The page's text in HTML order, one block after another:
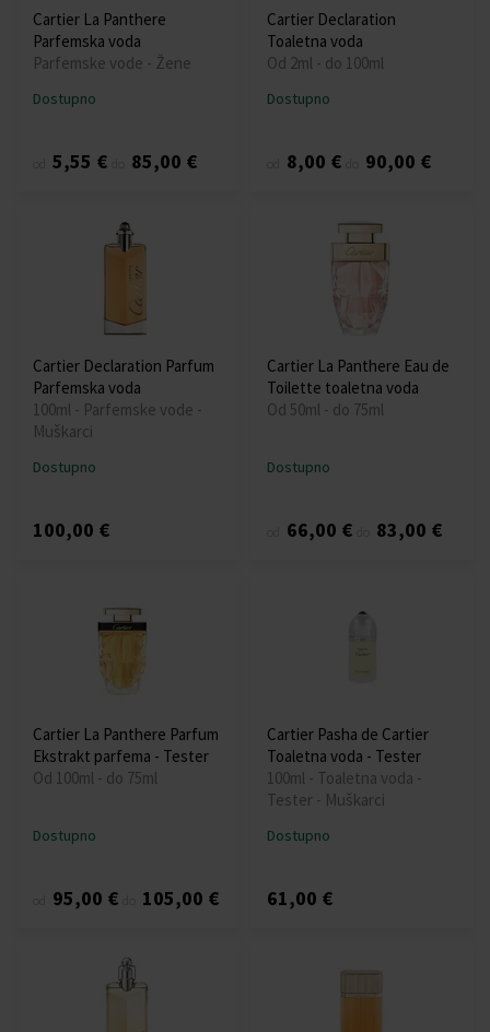
Cartier La Panthere
Parfemska voda
Parfemske vode - Žene
Dostupno
5,55 € 85,00 €
Cartier Declaration
Toaletna voda
Od 2ml - do 100ml
Dostupno
8,00 € 90,00 €
Cartier Declaration Parfum
Parfemska voda
100ml - Parfemske vode -
Muškarci
Dostupno
100,00 €
Cartier La Panthere Eau de
Toilette toaletna voda
Od 50ml - do 75ml
Dostupno
66,00 € 83,00 €
Cartier La Panthere Parfum
Ekstrakt parfema - Tester
Od 100ml - do 75ml
Dostupno
95,00 € 105,00 €
Cartier Pasha de Cartier
Toaletna voda - Tester
100ml - Toaletna voda -
Tester - Muškarci
Dostupno
61,00 €